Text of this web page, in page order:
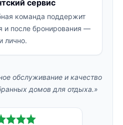
сервис
команда поддержит
и после бронирования —
лично.
обслуживание и качество
домов для отдыха.»